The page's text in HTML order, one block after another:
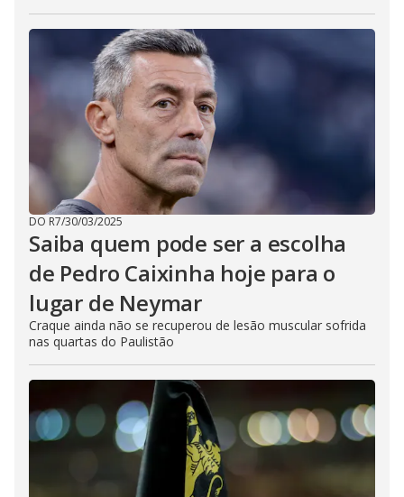
DO R7/30/03/2025
Saiba quem pode ser a escolha
de Pedro Caixinha hoje para o
lugar de Neymar
Craque ainda não se recuperou de lesão muscular sofrida
nas quartas do Paulistão